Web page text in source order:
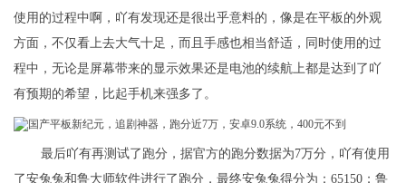
使用的过程中啊，吖有发现还是很出乎意料的，像是在平板的外观
方面，不仅看上去大气十足，而且手感也相当舒适，同时使用的过
程中，无论是屏幕带来的显示效果还是电池的续航上都是达到了吖
有预期的希望，比起手机来强多了。
最后吖有再测试了跑分，据官方的跑分数据为7万分，吖有使用
了安兔兔和鲁大师软件进行了跑分，最终安兔兔得分为：65150；鲁